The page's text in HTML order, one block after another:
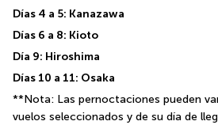
Días 4 a 5: Kanazawa
Días 6 a 8: Kioto
Día 9: Hiroshima
Días 10 a 11: Osaka
**Nota: Las pernoctaciones pueden
vuelos seleccionados y de su día de